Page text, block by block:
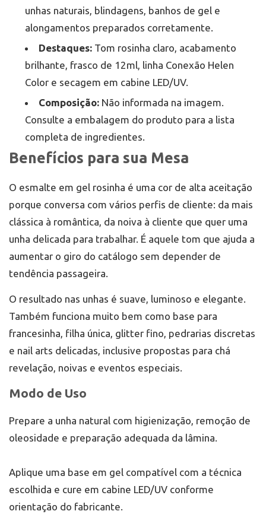
unhas naturais, blindagens, banhos de gel e
alongamentos preparados corretamente.
Destaques: Tom rosinha claro, acabamento
brilhante, frasco de 12ml, linha Conexão Helen
Color e secagem em cabine LED/UV.
Composição: Não informada na imagem.
Consulte a embalagem do produto para a lista
completa de ingredientes.
Benefícios para sua Mesa
O esmalte em gel rosinha é uma cor de alta aceitação
porque conversa com vários perfis de cliente: da mais
clássica à romântica, da noiva à cliente que quer uma
unha delicada para trabalhar. É aquele tom que ajuda a
aumentar o giro do catálogo sem depender de
tendência passageira.
O resultado nas unhas é suave, luminoso e elegante.
Também funciona muito bem como base para
francesinha, filha única, glitter fino, pedrarias discretas
e nail arts delicadas, inclusive propostas para chá
revelação, noivas e eventos especiais.
Modo de Uso
Prepare a unha natural com higienização, remoção de
oleosidade e preparação adequada da lâmina.
Aplique uma base em gel compatível com a técnica
escolhida e cure em cabine LED/UV conforme
orientação do fabricante.